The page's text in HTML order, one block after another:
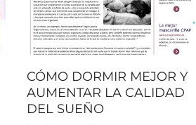
CÓMO DORMIR MEJOR Y
AUMENTAR LA CALIDAD
DEL SUEÑO